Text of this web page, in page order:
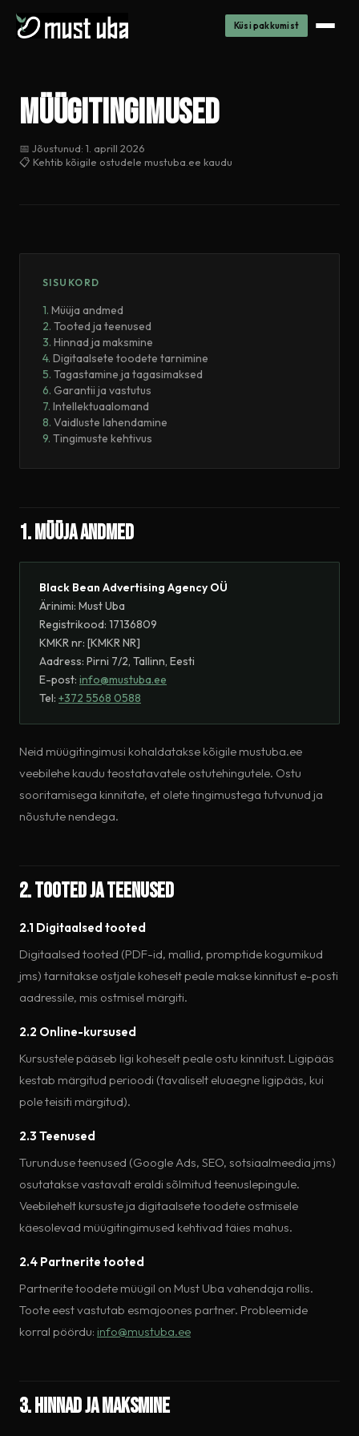
Küsi pakkumist
Müügi­tingimused
📅 Jõustunud: 1. aprill 2026
📋 Kehtib kõigile ostudele mustuba.ee kaudu
SISUKORD
Müüja andmed
Tooted ja teenused
Hinnad ja maksmine
Digitaalsete toodete tarnimine
Tagastamine ja tagasimaksed
Garantii ja vastutus
Intellektuaalomand
Vaidluste lahendamine
Tingimuste kehtivus
1. Müüja andmed
Black Bean Advertising Agency OÜ
Ärinimi: Must Uba
Registrikood: 17136809
KMKR nr: [KMKR NR]
Aadress: Pirni 7/2, Tallinn, Eesti
E-post: info@mustuba.ee
Tel: +372 5568 0588
Neid müügitingimusi kohaldatakse kõigile mustuba.ee
veebilehe kaudu teostatavatele ostutehingutele. Ostu
sooritamisega kinnitate, et olete tingimustega tutvunud ja
nõustute nendega.
2. Tooted ja teenused
2.1 Digitaalsed tooted
Digitaalsed tooted (PDF-id, mallid, promptide kogumikud
jms) tarnitakse ostjale koheselt peale makse kinnitust e-posti
aadressile, mis ostmisel märgiti.
2.2 Online-kursused
Kursustele pääseb ligi koheselt peale ostu kinnitust. Ligipääs
kestab märgitud perioodi (tavaliselt eluaegne ligipääs, kui
pole teisiti märgitud).
2.3 Teenused
Turunduse teenused (Google Ads, SEO, sotsiaalmeedia jms)
osutatakse vastavalt eraldi sõlmitud teenuslepingule.
Veebilehelt kursuste ja digitaalsete toodete ostmisele
käesolevad müügitingimused kehtivad täies mahus.
2.4 Partnerite tooted
Partnerite toodete müügil on Must Uba vahendaja rollis.
Toote eest vastutab esmajoones partner. Probleemide
korral pöördu: info@mustuba.ee
3. Hinnad ja maksmine